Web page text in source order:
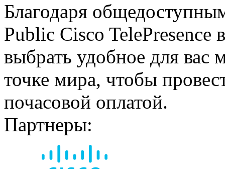
Благодаря
Public Cisco TelePresence
выбрать удобное для вас
точке мира, чтобы
почасовой оплатой.
Партнеры: